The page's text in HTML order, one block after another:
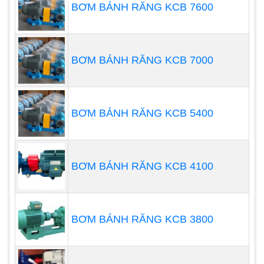
Lắp đặt một oát kế để theo dõi công suất
điện được hấp thụ bởi động cơ để tránh máy
bơm chạy khô.
Một số biện pháp phòng ngừa có
thể ngăn ngừa hỏng hóc máy
bơm và hậu quả là mất thời gian
và tiền bạc để sửa chữa
BƠM BÁNH RĂNG KCB 7600
BƠM BÁNH RĂNG KCB 7000
BƠM BÁNH RĂNG KCB 5400
BƠM BÁNH RĂNG KCB 4100
BƠM BÁNH RĂNG KCB 3800